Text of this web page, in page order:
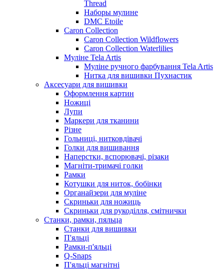
Thread
Наборы мулине
DMC Etoile
Caron Collection
Caron Collection Wildflowers
Caron Collection Waterlilies
Муліне Tela Artis
Муліне ручного фарбування Tela Artis
Нитка для вишивки Пухнастик
Аксесуари для вишивки
Оформлення картин
Ножиці
Лупи
Маркери для тканини
Різне
Гольниці, нитковдівачі
Голки для вишивання
Наперстки, вспорювачі, різаки
Магніти-тримачі голки
Рамки
Котушки для ниток, бобінки
Органайзери для муліне
Скриньки для ножиць
Скриньки для рукоділля, смітнички
Станки, рамки, пяльца
Станки для вишивки
П'яльці
Рамки-п'яльці
Q-Snaps
П'яльці магнітні